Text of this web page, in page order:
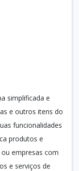
simplificada e
e outros itens do
funcionalidades
produtos e
empresas com
e serviços de